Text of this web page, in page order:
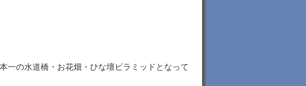
一の水道橋・お花畑・ひな壇ピラミッドとなって